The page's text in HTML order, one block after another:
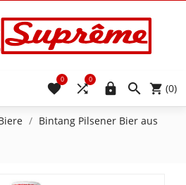
 (0)


0

0
Bintang Pilsener Bier aus